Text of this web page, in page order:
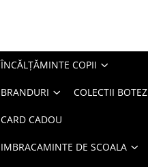
ÎNCĂLȚĂMINTE COPII
BRANDURI COLECTII BOTEZ
CARD CADOU
IMBRACAMINTE DE SCOALA